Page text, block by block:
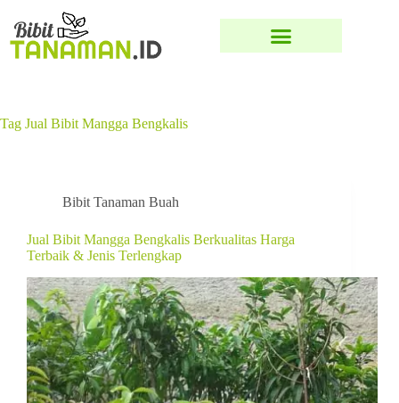
Tag Jual Bibit Mangga Bengkalis
Bibit Tanaman Buah
Jual Bibit Mangga Bengkalis Berkualitas Harga
Terbaik & Jenis Terlengkap